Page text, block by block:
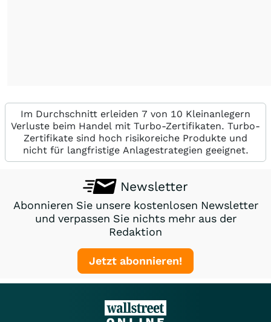
Im Durchschnitt erleiden 7 von 10 Kleinanlegern
Verluste beim Handel mit Turbo-Zertifikaten. Turbo-
Zertifikate sind hoch risikoreiche Produkte und
nicht für langfristige Anlagestrategien geeignet.
Newsletter
Abonnieren Sie unsere kostenlosen Newsletter
und verpassen Sie nichts mehr aus der
Redaktion
Jetzt abonnieren!